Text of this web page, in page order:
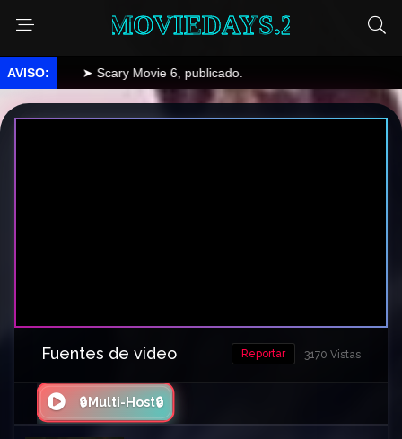
MOVIEDAYS.2
➤ Scary Movie 6, publicado.
Fuentes de vídeo 3170 Vistas
Reportar
🔒Multi-Host🔒